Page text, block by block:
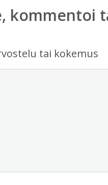
kommentoi
tai kokemus